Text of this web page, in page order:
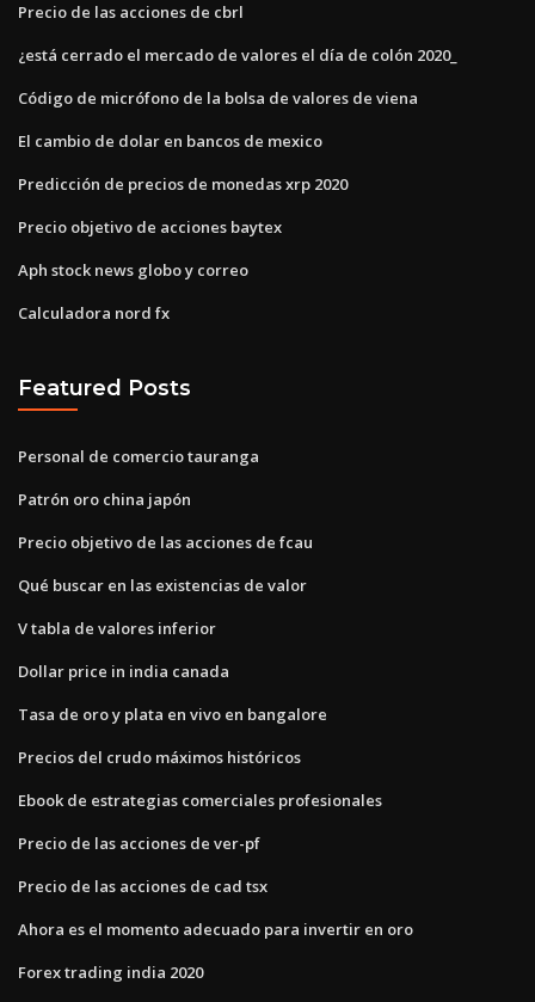
Precio de las acciones de cbrl
¿está cerrado el mercado de valores el día de colón 2020_
Código de micrófono de la bolsa de valores de viena
El cambio de dolar en bancos de mexico
Predicción de precios de monedas xrp 2020
Precio objetivo de acciones baytex
Aph stock news globo y correo
Calculadora nord fx
Featured Posts
Personal de comercio tauranga
Patrón oro china japón
Precio objetivo de las acciones de fcau
Qué buscar en las existencias de valor
V tabla de valores inferior
Dollar price in india canada
Tasa de oro y plata en vivo en bangalore
Precios del crudo máximos históricos
Ebook de estrategias comerciales profesionales
Precio de las acciones de ver-pf
Precio de las acciones de cad tsx
Ahora es el momento adecuado para invertir en oro
Forex trading india 2020